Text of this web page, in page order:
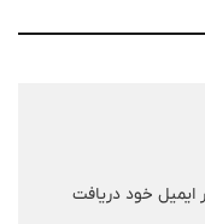
ایمیل خود دریافت